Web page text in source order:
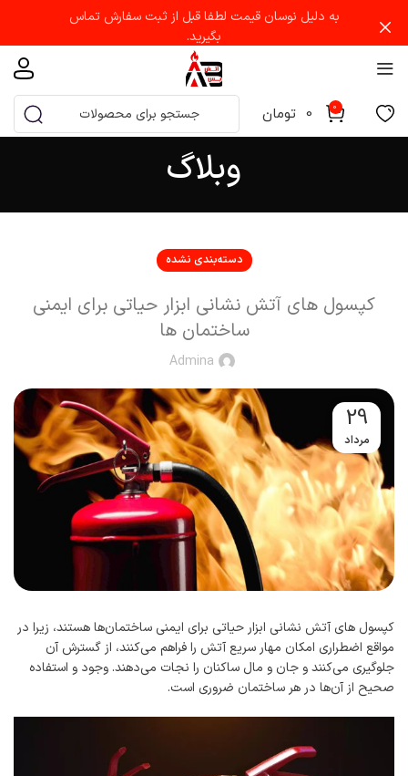
0
0 تومان
وبلاگ
دسته‌بندی نشده
کپسول ‌های آتش نشانی ابزار حیاتی برای ایمنی
ساختمان‌ ها
Admina
29
مرداد
کپسول ‌های آتش نشانی ابزار حیاتی برای ایمنی ساختمان‌ها هستند، زیرا در
مواقع اضطراری امکان مهار سریع آتش را فراهم می‌کنند، از گسترش آن
جلوگیری می‌کنند و جان و مال ساکنان را نجات می‌دهند. وجود و استفاده
صحیح از آن‌ها در هر ساختمان ضروری است.
به دلیل نوسان قیمت لطفا قبل از ثبت سفارش تماس
بگیرید.